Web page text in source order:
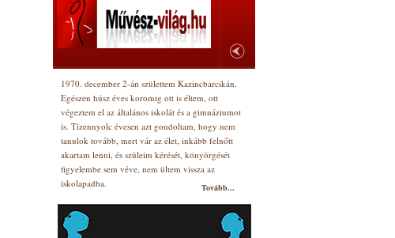
1970. december 2-án születtem Kazincbarcikán.
Egészen húsz éves koromig ott is éltem, ott
végeztem el az általános iskolát és a gimnáziumot
is. Tizennyolc évesen azt gondoltam, hogy nem
tanulok tovább, mert vár az élet, inkább felnőtt
akartam lenni, és szüleim kérését, könyörgését
figyelembe sem véve, nem ültem vissza az
iskolapadba.
Tovább...